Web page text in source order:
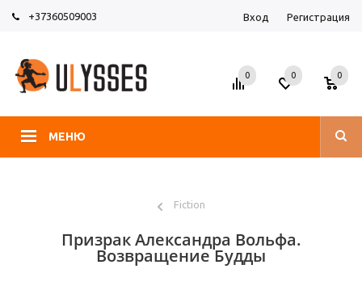
+37360509003 Вход Регистрация
МЕНЮ
0 0 0
Fiction
Призрак Александра Вольфа.
Возвращение Будды